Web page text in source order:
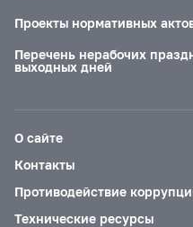
Проекты нормативных
Перечень нерабочих
выходных дней
О сайте
Контакты
Противодействие
Технические ресурсы